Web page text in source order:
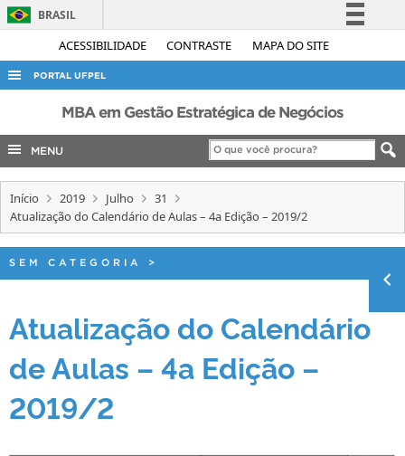
ACESSIBILIDADE CONTRASTE MAPA DO SITE
BRASIL
Simplifique!
Acesso à informação
Legislação
Canais
PORTAL UFPEL
ACESSO À INFORMAÇÃO
AUDITORIA
COBALTO
CONCURSOS
INTERNACIONAL
PORTARIAS
MBA em Gestão Estratégica de Negócios
MENU
Início 2019 Julho
31
Atualização do Calendário de Aulas – 4a Edição – 2019/2
SEM CATEGORIA >
Atualização do Calendário
de Aulas – 4a Edição –
2019/2